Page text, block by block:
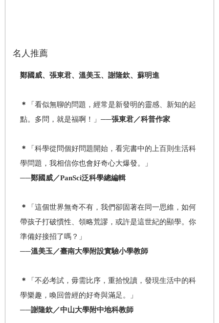
名人推薦
鄭國威、張東君、溫美玉、謝隆欽、蘇明進
＊
「看似無聊的問題，經常是新發明的靈感、新知的起
點。多問，就是福啊！」 ──張東君／科普作家
＊
「科學從問個好問題開始，看完書中的上百則生活科
學問題，我相信你也會好奇心大爆發。」
──鄭國威／PanSci泛科學總編輯
＊
「這個世界無奇不有，我們卻固著在同一思維，如何
帶孩子打破慣性、領略荒謬，或許是這世紀的顯學。你
準備好接招了嗎？」
──溫美玉／臺南大學附設實驗小學教師
＊
「不必考試，毋需比序，重拾悅讀，發現生活中的科
學樂趣，喚回曾經的好奇與滿足。」
──謝隆欽／中山大學附中地科教師